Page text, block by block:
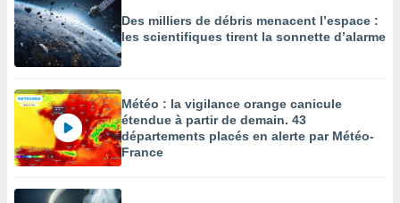
Des milliers de débris menacent l’espace :
les scientifiques tirent la sonnette d’alarme
Météo : la vigilance orange canicule
étendue à partir de demain. 43
départements placés en alerte par Météo-
France